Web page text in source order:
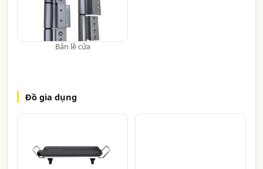
Bản lề cửa
Đồ gia dụng